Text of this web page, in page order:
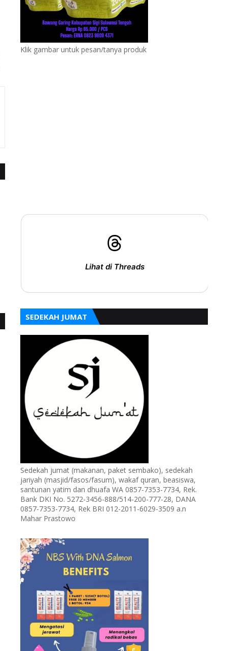
Klik gambar untuk pesan/tanya produk
Lihat di Threads
SEDEKAH JUMAT
Sedekah jumat (makanan, paket sembako), sedekah
jariyah (masjid/fasos/fasum), wakaf quran, beasiswa,
santunan yatim dan dhuafa WA 0857-7353-7734, Rek.
Bank DKI No. 5272-3456-888/514-200-777-28, DANA
0857-7353-7734, Rek BRI 012-2011-6029-3509 a.n
Mahar Prastowo